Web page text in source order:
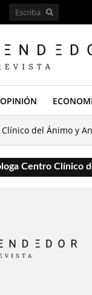
del Ánimo y
Centro Clínico